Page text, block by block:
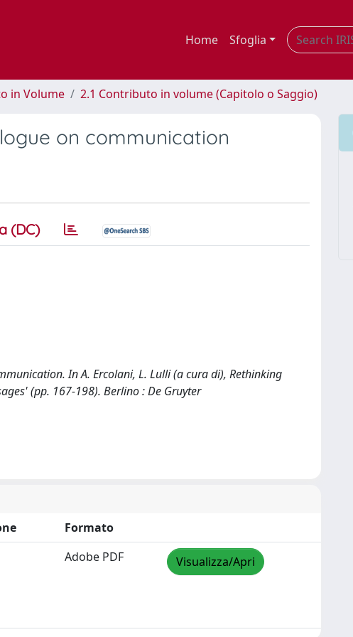
Home Sfoglia
in Volume 2.1 Contributo in volume (Capitolo o Saggio)
on communication
(DC)
In A. Ercolani, L. Lulli (a cura di), Rethinking
(pp. 167-198). Berlino : De Gruyter
Formato
Adobe PDF Visualizza/Apri